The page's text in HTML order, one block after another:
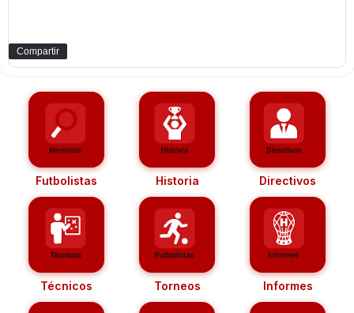
Compartir
Futbolistas Historia Directivos
Técnicos Torneos Informes